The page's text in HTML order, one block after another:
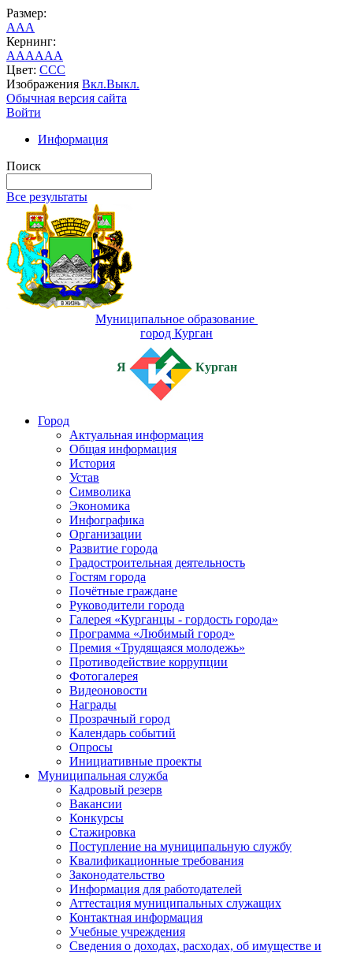
Размер:
AAA
Кернинг:
AAAAAA
Цвет: CCC
Изображения Вкл.Выкл.
Обычная версия сайта
Войти
Информация
Поиск
Все результаты
Муниципальное образование
город Курган
Я Курган
Город
Актуальная информация
Общая информация
История
Устав
Символика
Экономика
Инфографика
Организации
Развитие города
Градостроительная деятельность
Гостям города
Почётные граждане
Руководители города
Галерея «Курганцы - гордость города»
Программа «Любимый город»
Премия «Трудящаяся молодежь»
Противодействие коррупции
Фотогалерея
Видеоновости
Награды
Прозрачный город
Календарь событий
Опросы
Инициативные проекты
Муниципальная служба
Кадровый резерв
Вакансии
Конкурсы
Стажировка
Поступление на муниципальную службу
Квалификационные требования
Законодательство
Информация для работодателей
Аттестация муниципальных служащих
Контактная информация
Учебные учреждения
Сведения о доходах, расходах, об имуществе и